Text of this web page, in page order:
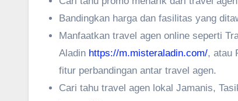
Bandingkan harga dan fasilitas yang
Manfaatkan travel agen online seperti
Aladin https://m.misteraladin.com/, atau
fitur perbandingan antar travel agen.
Cari tahu travel agen lokal Jamanis,